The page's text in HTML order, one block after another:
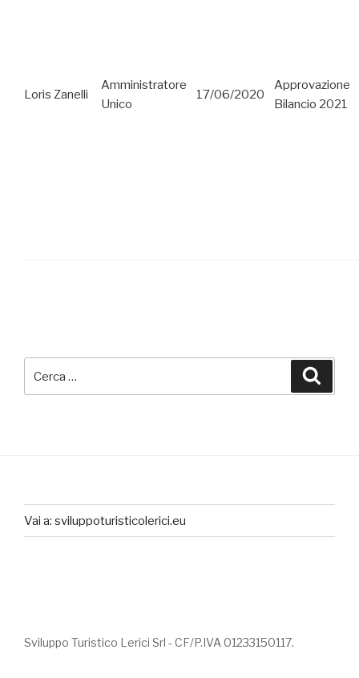
Loris Zanelli
Amministratore
Unico
17/06/2020
Approvazione
Bilancio 2021
Vai a: sviluppoturisticolerici.eu
Sviluppo Turistico Lerici Srl - CF/P.IVA 01233150117.